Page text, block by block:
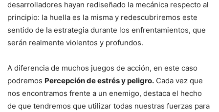
desarrolladores hayan rediseñado la mecánica respecto al
principio: la huella es la misma y redescubriremos este
sentido de la estrategia durante los enfrentamientos, que
serán realmente violentos y profundos.
A diferencia de muchos juegos de acción, en este caso
podremos Percepción de estrés y peligro. Cada vez que
nos encontramos frente a un enemigo, destaca el hecho
de que tendremos que utilizar todas nuestras fuerzas para